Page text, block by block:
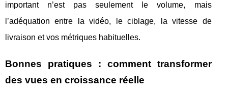
important n’est pas seulement le volume, mais
l’adéquation entre la vidéo, le ciblage, la vitesse de
livraison et vos métriques habituelles.
Bonnes pratiques : comment transformer
des vues en croissance réelle